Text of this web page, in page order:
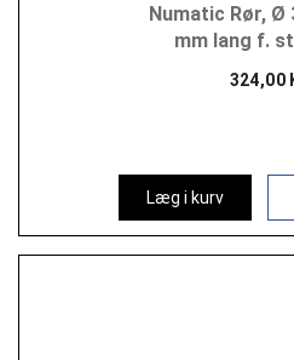
Numatic Rør, Ø
mm lang f.
324,00
Læg i kurv